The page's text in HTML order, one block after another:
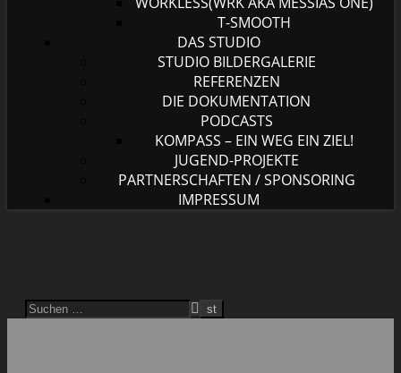
T-SMOOTH
DAS STUDIO
STUDIO BILDERGALERIE
REFERENZEN
DIE DOKUMENTATION
PODCASTS
KOMPASS – EIN WEG EIN ZIEL!
JUGEND-PROJEKTE
PARTNERSCHAFTEN / SPONSORING
IMPRESSUM